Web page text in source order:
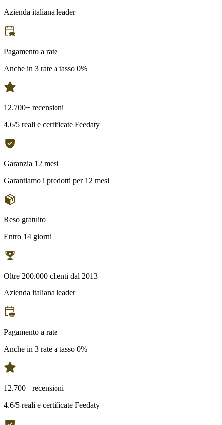
Azienda italiana leader
Pagamento a rate
Anche in 3 rate a tasso 0%
12.700+ recensioni
4.6/5 reali e certificate Feedaty
Garanzia 12 mesi
Garantiamo i prodotti per 12 mesi
Reso gratuito
Entro 14 giorni
Oltre 200.000 clienti dal 2013
Azienda italiana leader
Pagamento a rate
Anche in 3 rate a tasso 0%
12.700+ recensioni
4.6/5 reali e certificate Feedaty